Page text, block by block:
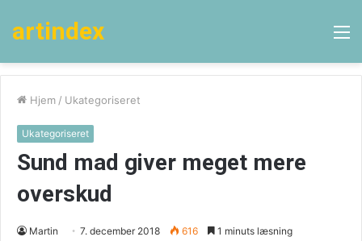
artindex
Hjem / Ukategoriseret
Ukategoriseret
Sund mad giver meget mere
overskud
Martin 7. december 2018 616 1 minuts læsning